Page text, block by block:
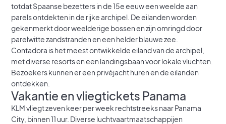
totdat Spaanse bezetters in de 15e eeuw een weelde aan
parels ontdekten in de rijke archipel. De eilanden worden
gekenmerkt door weelderige bossen en zijn omringd door
parelwitte zandstranden en een helder blauwe zee.
Contadora is het meest ontwikkelde eiland van de archipel,
met diverse resorts en een landingsbaan voor lokale vluchten.
Bezoekers kunnen er een privéjacht huren en de eilanden
ontdekken.
Vakantie en vliegtickets Panama
KLM vliegt zeven keer per week rechtstreeks naar Panama
City, binnen 11 uur. Diverse luchtvaartmaatschappijen